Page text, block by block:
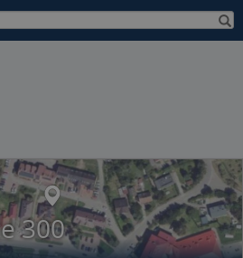
300